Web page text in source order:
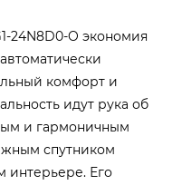
24N8D0-O экономия
комфорт и
идут рука об
и гармоничным
спутником
интерьере. Его